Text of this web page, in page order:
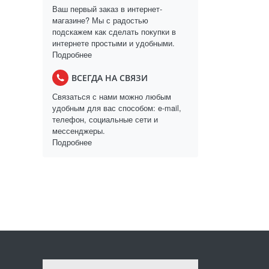
Ваш первый заказ в интернет-
магазине? Мы с радостью
подскажем как сделать покупки в
интернете простыми и удобными.
Подробнее
ВСЕГДА НА СВЯЗИ
Связаться с нами можно любым
удобным для вас способом: e-mail,
телефон, социальные сети и
мессенджеры.
Подробнее